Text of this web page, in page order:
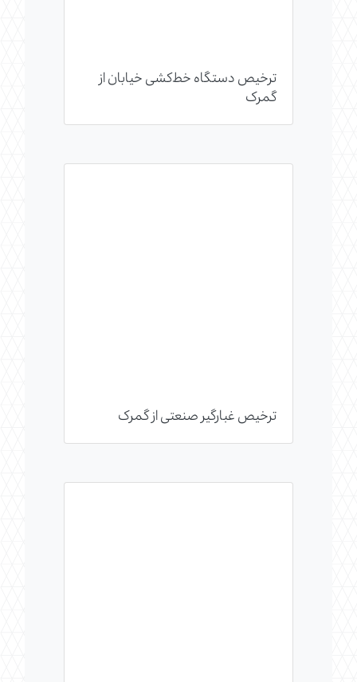
ترخیص دستگاه خط‌کشی خیابان از
گمرک
ترخیص غبارگیر صنعتی از گمرک